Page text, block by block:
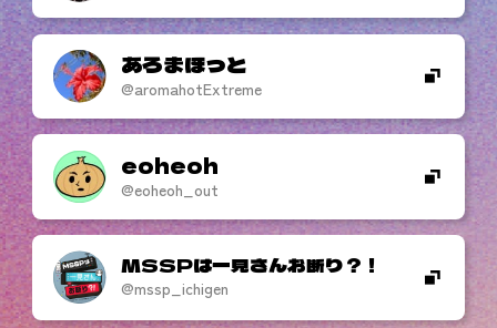
あろまほっと
@aromahotExtreme
eoheoh
@eoheoh_out
MSSPは一見さんお断り？！
@mssp_ichigen